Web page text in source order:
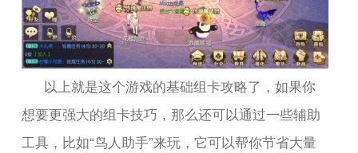
以上就是这个游戏的基础组卡攻略了，如果你
想要更强大的组卡技巧，那么还可以通过一些辅助
工具，比如“鸟人助手”来玩，它可以帮你节省大量